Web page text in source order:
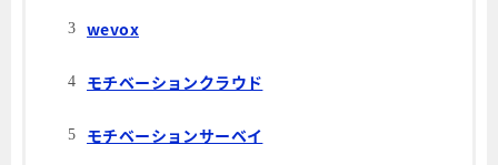
wevox
モチベーションクラウド
モチベーションサーベイ